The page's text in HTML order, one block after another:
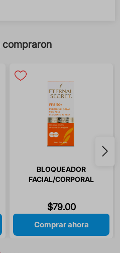
compraron
BLOQUEADOR
FACIAL/CORPORAL
$79.00
Comprar ahora